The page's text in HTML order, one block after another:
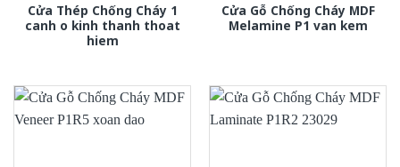
Cửa Thép Chống Cháy 1
canh o kinh thanh thoat
hiem
Cửa Gỗ Chống Cháy MDF
Melamine P1 van kem